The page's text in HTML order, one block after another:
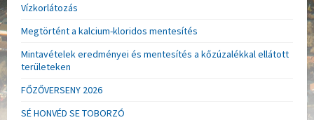
Vízkorlátozás
Megtörtént a kalcium-kloridos mentesítés
Mintavételek eredményei és mentesítés a kőzúzalékkal ellátott
területeken
FŐZŐVERSENY 2026
SÉ HONVÉD SE TOBORZÓ